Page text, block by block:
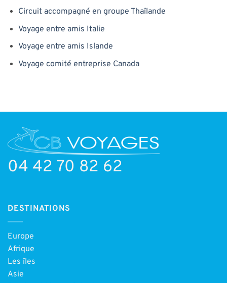
Circuit accompagné en groupe Thaïlande
Voyage entre amis Italie
Voyage entre amis Islande
Voyage comité entreprise Canada
04 42 70 82 62
DESTINATIONS
Europe
Afrique
Les îles
Asie